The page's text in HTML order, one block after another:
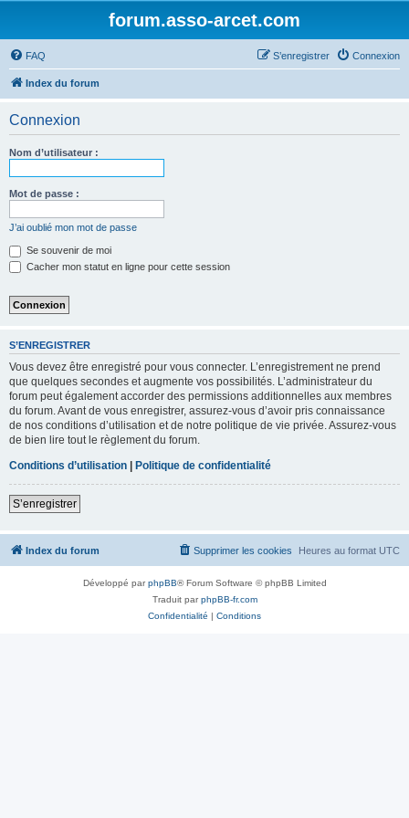
forum.asso-arcet.com
FAQ Connexion
S’enregistrer
Index du forum
Connexion
Nom d’utilisateur :
Mot de passe :
J’ai oublié mon mot de passe
Se souvenir de moi
Cacher mon statut en ligne pour cette session
S’ENREGISTRER
Vous devez être enregistré pour vous connecter. L’enregistrement ne prend
que quelques secondes et augmente vos possibilités. L’administrateur du
forum peut également accorder des permissions additionnelles aux membres
du forum. Avant de vous enregistrer, assurez-vous d’avoir pris connaissance
de nos conditions d’utilisation et de notre politique de vie privée. Assurez-vous
de bien lire tout le règlement du forum.
Conditions d’utilisation | Politique de confidentialité
S’enregistrer
Index du forum Heures au format UTC
Supprimer les cookies
Développé parphpBB® Forum Software © phpBB Limited
Traduit parphpBB-fr.com
Confidentialité | Conditions